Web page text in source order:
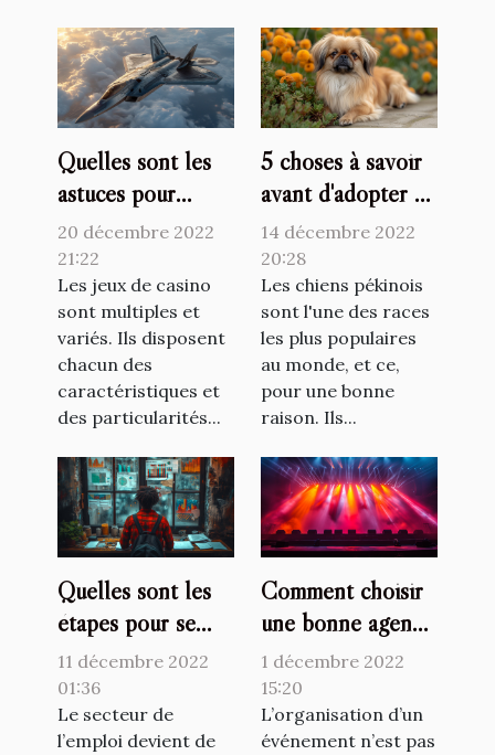
Quelles sont les
astuces pour
mieux jouer au
jetX ?
20 décembre 2022
21:22
Les jeux de casino
sont multiples et
variés. Ils disposent
chacun des
caractéristiques et
des particularités...
5 choses à savoir
avant d'adopter un
chien pékinois
14 décembre 2022
20:28
Les chiens pékinois
sont l'une des races
les plus populaires
au monde, et ce,
pour une bonne
raison. Ils...
Quelles sont les
étapes pour se
lancer comme
travailleur
indépendant ?
11 décembre 2022
01:36
Le secteur de
l’emploi devient de
Comment choisir
une bonne agence
événementielle ?
1 décembre 2022
15:20
L’organisation d’un
événement n’est pas